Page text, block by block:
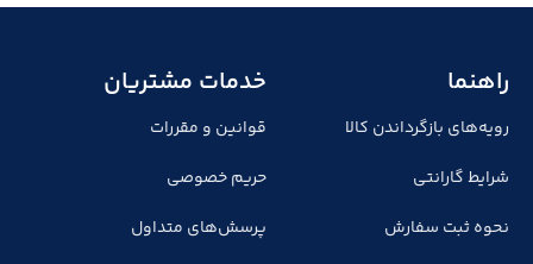
راهنما
رویه‌های بازگرداندن کالا
شرایط گارانتی
نحوه ثبت سفارش
خدمات مشتریان
قوانین و مقررات
حریم خصوصی
پرسش‌های متداول